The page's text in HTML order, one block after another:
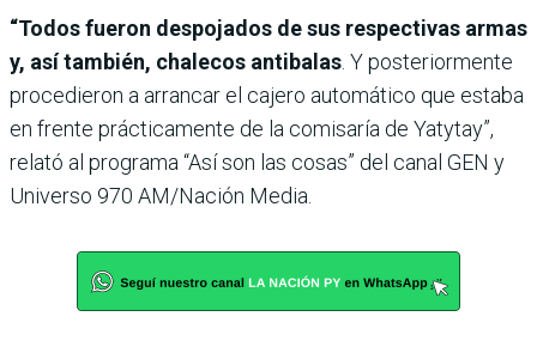
“Todos fueron despojados de sus respectivas armas
y, así también, chalecos antibalas . Y posteriormente
procedieron a arrancar el cajero automático que estaba
en frente prácticamente de la comisaría de Yatytay”,
relató al programa “Así son las cosas” del canal GEN y
Universo 970 AM/Nación Media.